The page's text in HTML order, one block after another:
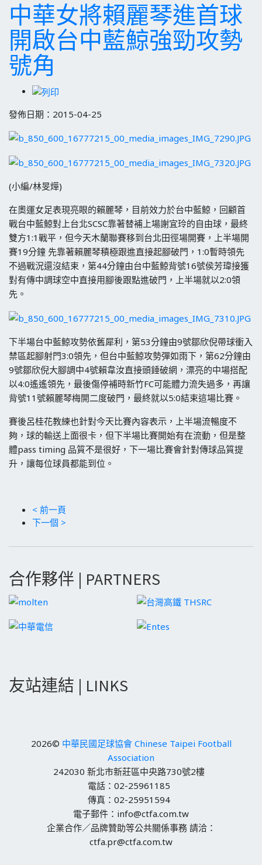
中華女將賴麗琴進首球
開啟台中藍鯨強勁攻勢
號角
發佈日期：2015-04-25
(小編/林旻燁)
在奧運女足表現亮眼的賴麗琴，目前效力於台中藍鯨，回顧首
戰台中藍鯨對上台北SCSC靠著替補上場謝宜玲的自由球，最終
雙方1:1戰平，但今天木蘭聯賽移到台北田徑場開賽，上半場開
賽19分鐘 先靠著賴麗琴積極跟進直接起腳破門，1:0暫時領先
不過戰況還沒結束，第44分鐘由台中藍鯨背號16號侯芳瑋接獲
對有傳中調球空中直接用腳後跟點進破門，上半場就以2:0領
先。
下半場台中藍鯨攻勢依舊犀利，第53分鐘由9號鄒欣倪帶球衝入
禁區起腳射門3:0領先，但台中藍鯨攻勢彈如雨下，第62分鐘由
9號鄒欣倪大腳調中4號賴韋汝直接頭錘破網，漂亮的中場搭配
以4:0遙遙領先，最後傷停補時新竹FC可能體力流失過多，再讓
背號11號賴麗琴梅開二度破門，最終就以5:0結束這場比賽。
賽後呂桂花教練也針對今天比賽內容表示，上半場流暢度不
夠，球的輸送上面很卡，但下半場比賽開始有在流動，但是整
體pass timing 品質不是很好，下一場比賽會針對傳球品質提
升，讓每位球員都能到位。
< 前一頁
下一個 >
合作夥伴 | PARTNERS
友站連結 | LINKS
2026© 中華民國足球協會 Chinese Taipei Football
Association
242030 新北市新莊區中央路730號2樓
電話：02-25961185
傳真：02-25951594
電子郵件：info@ctfa.com.tw
企業合作／品牌贊助等公共關係事務 請洽：
ctfa.pr@ctfa.com.tw